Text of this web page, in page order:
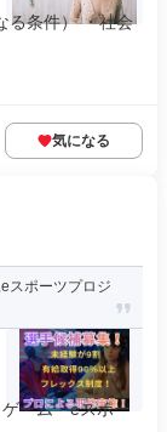
る条件） ・社会
気になる
スポーツプロジ
ーム・eスポー